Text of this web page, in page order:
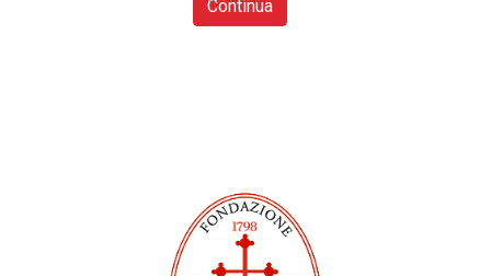
Continua